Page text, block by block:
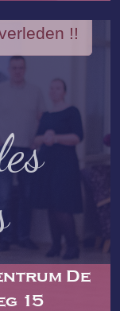
!!
De
15